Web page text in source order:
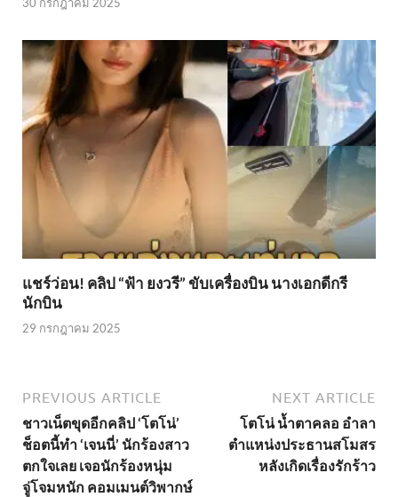
แชร์ว่อน! คลิป “ฟ้า ยงวรี” ขับเครื่องบิน นางเอกดีกรี
นักบิน
29 กรกฎาคม 2025
PREVIOUS ARTICLE
ชาวเน็ตขุดอีกคลิป ‘โตโน่’
ช็อตนี้ทำ ‘เจนนี่’ นักร้องสาว
ตกใจเลย เจอนักร้องหนุ่ม
จู่โจมหนัก คอมเมนต์วิพากษ์
NEXT ARTICLE
โตโน่ น้ำตาคลอ อำลา
ตำแหน่งประธานสโมสร
หลังเกิดเรื่องรักร้าว